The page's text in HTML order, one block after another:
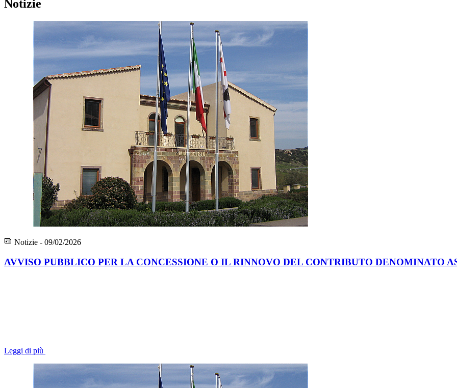
Notizie
Notizie - 09/02/2026
AVVISO PUBBLICO PER LA CONCESSIONE O IL RINNOVO DEL CONTRIBUTO DENOMINATO
Leggi di più